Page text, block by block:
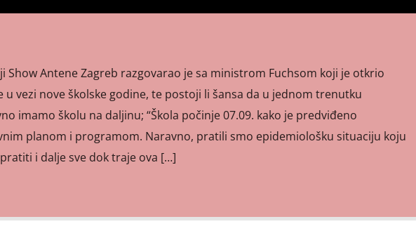
Show Antene Zagreb razgovarao je sa ministrom Fuchsom koji je otkrio
u vezi nove školske godine, te postoji li šansa da u jednom trenutku
imamo školu na daljinu; “Škola počinje 07.09. kako je predviđeno
planom i programom. Naravno, pratili smo epidemiološku situaciju koju
i dalje sve dok traje ova […]